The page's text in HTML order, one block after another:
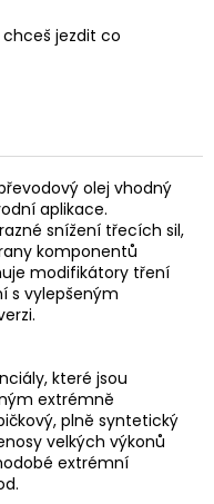
jezdit co
olej vhodný
aplikace.
snížení třecích sil,
komponentů
modifikátory tření
s vylepšeným
které jsou
extrémně
plně syntetický
velkých výkonů
extrémní